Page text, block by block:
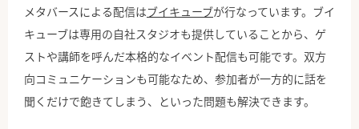
メタバースによる配信はブイキューブが行なっています。ブイ
キューブは専用の自社スタジオも提供していることから、ゲ
ストや講師を呼んだ本格的なイベント配信も可能です。双方
向コミュニケーションも可能なため、参加者が一方的に話を
聞くだけで飽きてしまう、といった問題も解決できます。